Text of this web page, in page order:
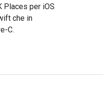
Places per iOS
che in
C.